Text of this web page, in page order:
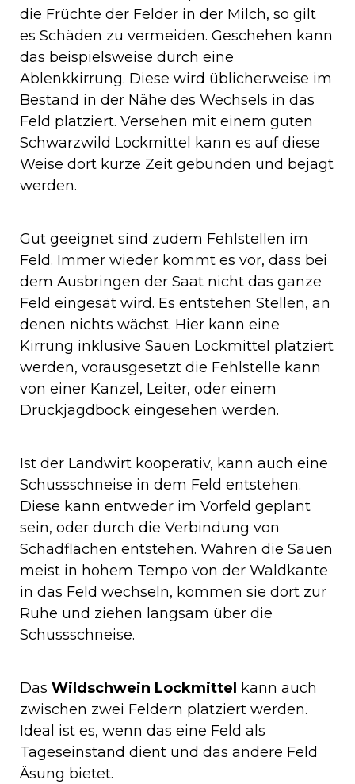
die Früchte der Felder in der Milch, so gilt
es Schäden zu vermeiden. Geschehen kann
das beispielsweise durch eine
Ablenkkirrung. Diese wird üblicherweise im
Bestand in der Nähe des Wechsels in das
Feld platziert. Versehen mit einem guten
Schwarzwild Lockmittel kann es auf diese
Weise dort kurze Zeit gebunden und bejagt
werden.
Gut geeignet sind zudem Fehlstellen im
Feld. Immer wieder kommt es vor, dass bei
dem Ausbringen der Saat nicht das ganze
Feld eingesät wird. Es entstehen Stellen, an
denen nichts wächst. Hier kann eine
Kirrung inklusive Sauen Lockmittel platziert
werden, vorausgesetzt die Fehlstelle kann
von einer Kanzel, Leiter, oder einem
Drückjagdbock eingesehen werden.
Ist der Landwirt kooperativ, kann auch eine
Schussschneise in dem Feld entstehen.
Diese kann entweder im Vorfeld geplant
sein, oder durch die Verbindung von
Schadflächen entstehen. Währen die Sauen
meist in hohem Tempo von der Waldkante
in das Feld wechseln, kommen sie dort zur
Ruhe und ziehen langsam über die
Schussschneise.
Das Wildschwein Lockmittel kann auch
zwischen zwei Feldern platziert werden.
Ideal ist es, wenn das eine Feld als
Tageseinstand dient und das andere Feld
Äsung bietet.